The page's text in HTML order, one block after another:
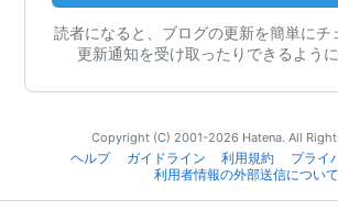
読者になると、ブログの更新を簡単にチ
更新通知を受け取ったりできるように
Copyright (C) 2001-2026 Hatena. All
ヘルプ
ガイドライン 利用規約
プライ
利用者情報の外部送信について